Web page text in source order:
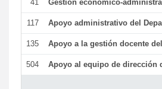
41 Gestión económico-
117 Apoyo administrativo del
135 Apoyo a la gestión docente
504 Apoyo al equipo de dirección